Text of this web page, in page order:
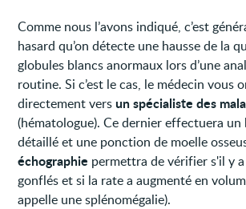
Comme nous l’avons indiqué, c’est
hasard qu’on détecte une hausse de la
globules blancs anormaux lors d’une
routine. Si c’est le cas, le médecin vous
directement vers un spécialiste des
(hématologue). Ce dernier effectuera un
détaillé et une ponction de moelle
échographie permettra de vérifier s'il y
gonflés et si la rate a augmenté en
appelle une splénomégalie).